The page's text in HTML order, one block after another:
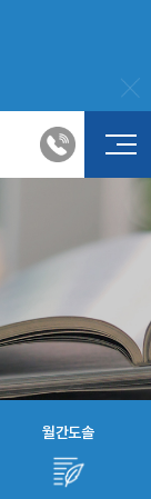
월간도솔